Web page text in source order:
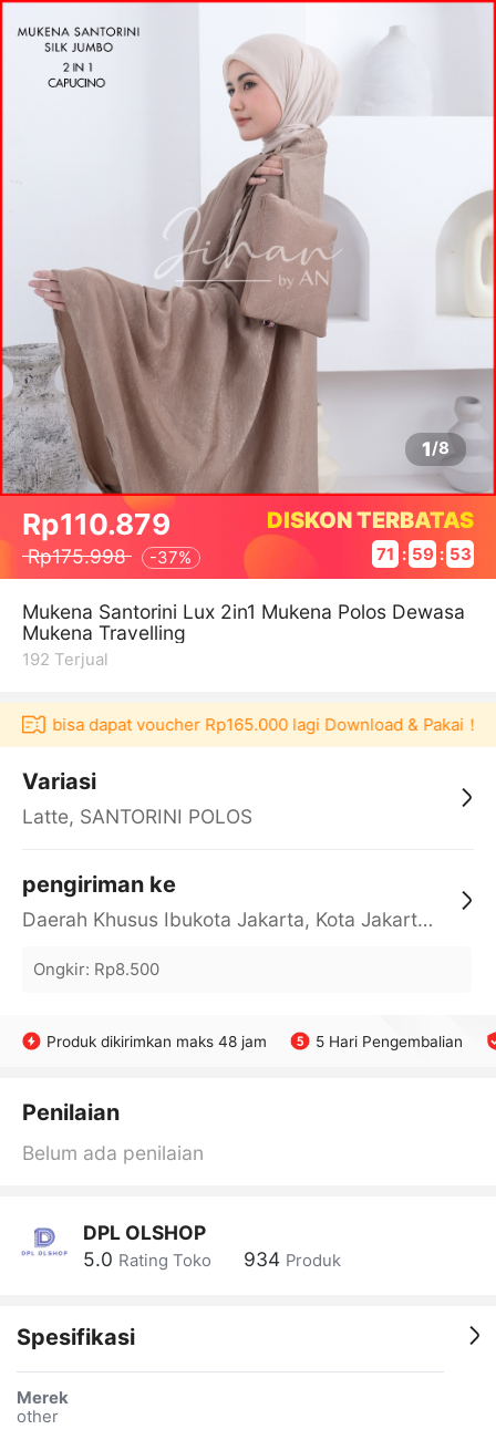
1/8
Rp110.879
Rp175.998 -37%
DISKON TERBATAS
71 : 59 : 52
Mukena Santorini Lux 2in1 Mukena Polos Dewasa
Mukena Travelling
192 Terjual
bisa dapat voucher Rp165.000 lagi Download & Pakai！
Variasi
Latte, SANTORINI POLOS
pengiriman ke
Daerah Khusus Ibukota Jakarta, Kota Jakarta Barat, Cengkareng, yy
Ongkir: Rp8.500
Produk dikirimkan maks 48 jam 5 Hari Pengembalian
Penilaian
Belum ada penilaian
DPL OLSHOP
5.0 Rating Toko 934 Produk
Spesifikasi
Merek
other